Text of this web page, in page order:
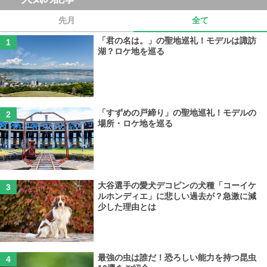
先月 全て
「君の名は。」の聖地巡礼！モデルは諏訪
湖？ロケ地を巡る
「すずめの戸締り」の聖地巡礼！モデルの
場所・ロケ地を巡る
大谷選手の愛犬デコピンの犬種「コーイケ
ルホンディエ」に悲しい過去が？急激に減
少した理由とは
最強の虫は誰だ！恐ろしい能力を持つ昆虫